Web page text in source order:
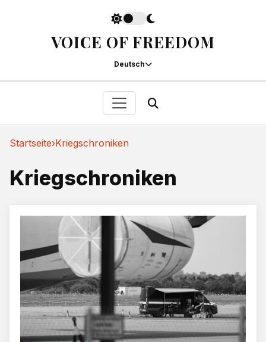
VOICE OF FREEDOM
Deutsch
Startseite›Kriegschroniken
Kriegschroniken